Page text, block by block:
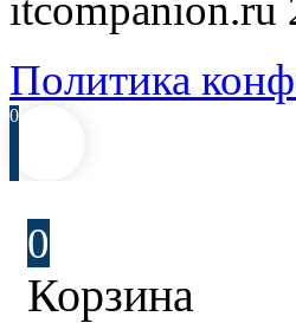
itcompanion.ru
Политика
0
0
Корзина